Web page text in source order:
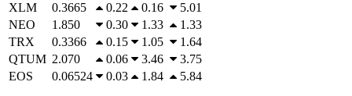
XLM
0.3665 0.22 0.16
5.01
NEO
1.850 0.30 1.33
1.33
TRX
0.3366 0.15 1.05
1.64
QTUM 2.070 0.06 3.46
3.75
EOS
0.06524 0.03 1.84 5.84